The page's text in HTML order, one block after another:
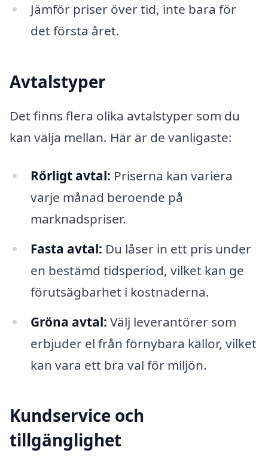
Jämför priser över tid, inte bara för
det första året.
Avtalstyper
Det finns flera olika avtalstyper som du
kan välja mellan. Här är de vanligaste:
Rörligt avtal: Priserna kan variera
varje månad beroende på
marknadspriser.
Fasta avtal: Du låser in ett pris under
en bestämd tidsperiod, vilket kan ge
förutsägbarhet i kostnaderna.
Gröna avtal: Välj leverantörer som
erbjuder el från förnybara källor, vilket
kan vara ett bra val för miljön.
Kundservice och
tillgänglighet